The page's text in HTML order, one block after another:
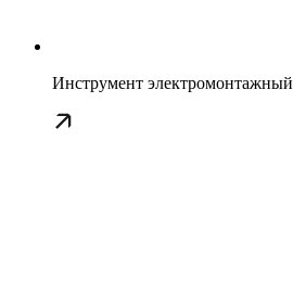
Инструмент электромонтажный